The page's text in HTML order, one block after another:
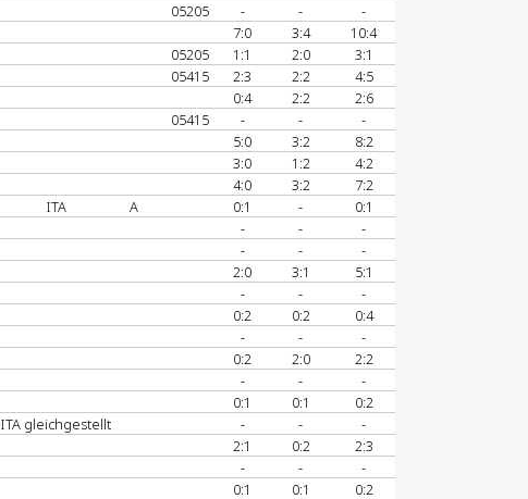
05205 - -
-
7:0 3:4
10:4
05205 1:1 2:0
3:1
05415 2:3 2:2
4:5
0:4 2:2
2:6
05415 - -
-
5:0 3:2
8:2
3:0 1:2
4:2
4:0 3:2
7:2
ITA A 0:1 -
0:1
- -
-
- -
-
2:0 3:1
5:1
- -
-
0:2 0:2
0:4
- -
-
0:2 2:0
2:2
- -
-
0:1 0:1
0:2
ITA gleichgestellt - -
-
2:1 0:2
2:3
- -
-
0:1 0:1 0:2